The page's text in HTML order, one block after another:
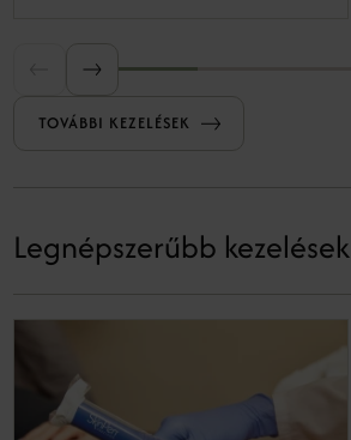
TOVÁBBI KEZELÉSEK
Legnépszerűbb kezelések